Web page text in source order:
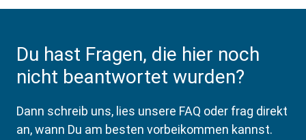
Du hast Fragen, die hier noch
nicht beantwortet wurden?
Dann schreib uns, lies unsere FAQ oder frag direkt
an, wann Du am besten vorbeikommen kannst.